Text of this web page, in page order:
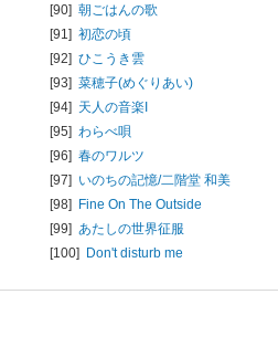
[90] 朝ごはんの歌
[91] 初恋の頃
[92] ひこうき雲
[93] 菜穂子(めぐりあい)
[94] 天人の音楽I
[95] わらべ唄
[96] 春のワルツ
[97] いのちの記憶/二階堂 和美
[98] Fine On The Outside
[99] あたしの世界征服
[100] Don't disturb me